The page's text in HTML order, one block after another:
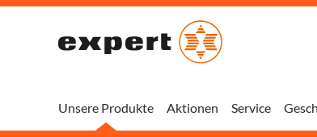
Unsere Produkte Aktionen Service